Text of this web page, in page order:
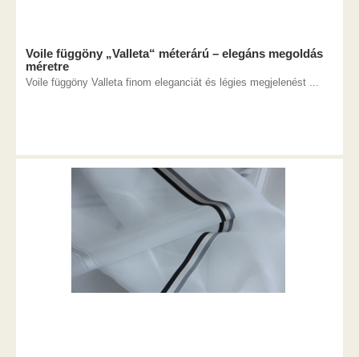
Voile függöny „Valleta“ méterárú – elegáns megoldás
méretre
Voile függöny Valleta finom eleganciát és légies megjelenést ...